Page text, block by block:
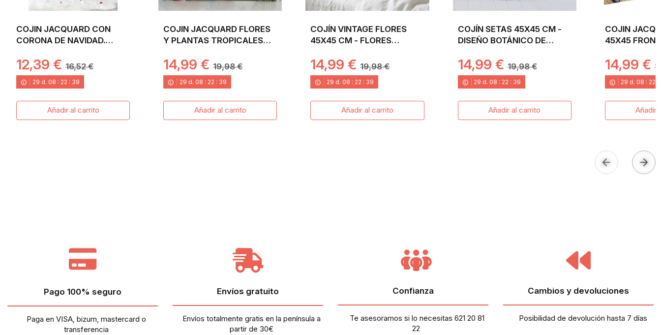
COJIN JACQUARD CON
CORONA DE NAVIDAD.
12,39 €16,52 €
29 d. 08 : 22 : 38
Añadir al carrito
COJIN JACQUARD FLORES
Y PLANTAS TROPICALES
14,99 €19,98 €
29 d. 08 : 22 : 38
Añadir al carrito
COJÍN VINTAGE FLORES
45X45 CM - FLORES
MARIPOSAS EN JACQUARD
14,99 €19,98 €
29 d. 08 : 22 : 38
Añadir al carrito
COJÍN SETAS 45X45 CM -
DISEÑO BOTÁNICO DE
INSPIRACIÓN DE BOSQUE
EN JACQUARD
14,99 €19,98 €
29 d. 08 : 22 : 38
Añadir al carrito
COJIN
45X45 FRONT
14,99 €
29 d. 08 : 22
Añadir
Pago 100% seguro
Paga en VISA, bizum, mastercard o
transferencia
Envíos gratuito
Envíos totalmente gratis en la península a
partir de 30€
Confianza
Te asesoramos si lo necesitas 621 20 81
22
Cambios y devoluciones
Posibilidad de devolución hasta 7 días